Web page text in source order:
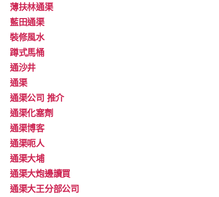
薄扶林通渠
藍田通渠
裝修風水
蹲式馬桶
通沙井
通渠
通渠公司 推介
通渠化塞劑
通渠博客
通渠呃人
通渠大埔
通渠大炮邊讀買
通渠大王分部公司